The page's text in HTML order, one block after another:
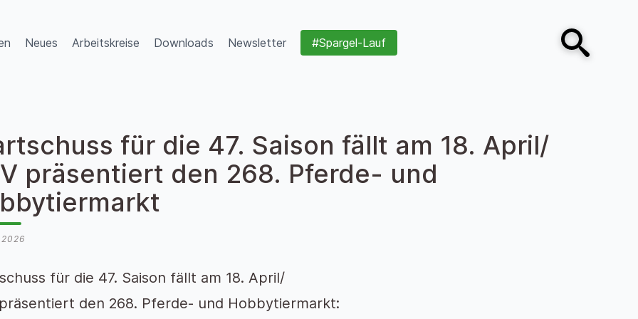
Neues Arbeitskreise Downloads Newsletter #Spargel-Lauf
Open search
für die 47. Saison fällt am 18. April/
präsentiert den 268. Pferde- und
für die 47. Saison fällt am 18. April/
den 268. Pferde- und Hobbytiermarkt: